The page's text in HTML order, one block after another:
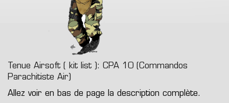
Tenue Airsoft ( kit list ): CPA 10 (Commandos
Parachitiste Air)
Allez voir en bas de page la description complète.